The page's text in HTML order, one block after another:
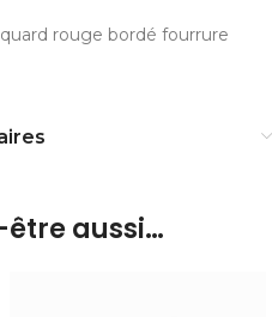
rouge bordé fourrure
aussi…